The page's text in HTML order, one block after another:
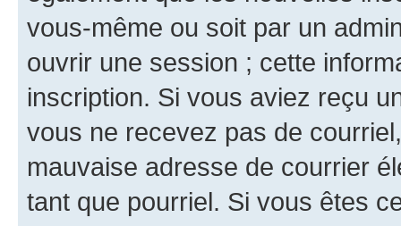
vous-même ou soit par un
ouvrir une session ; cette
inscription. Si vous aviez reçu
vous ne recevez pas de
mauvaise adresse de courrier
tant que pourriel. Si vous êtes